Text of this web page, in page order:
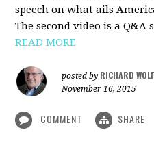
speech on what ails
The second video is a Q&A
READ MORE
posted by RICHARD
November 16, 2015
COMMENT SHARE